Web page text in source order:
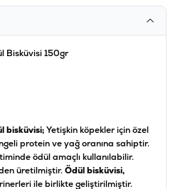
Bisküvisi 150gr
bisküvisi;Yetişkin köpekler için özel
protein ve yağ oranına sahiptir.
ödül amaçlı kullanılabilir.
üretilmiştir.Ödül bisküvisi,
ile birlikte geliştirilmiştir.